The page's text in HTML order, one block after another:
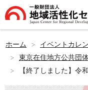
ホーム
イベントカレ
東京在住地方公共団
【終了しました】令